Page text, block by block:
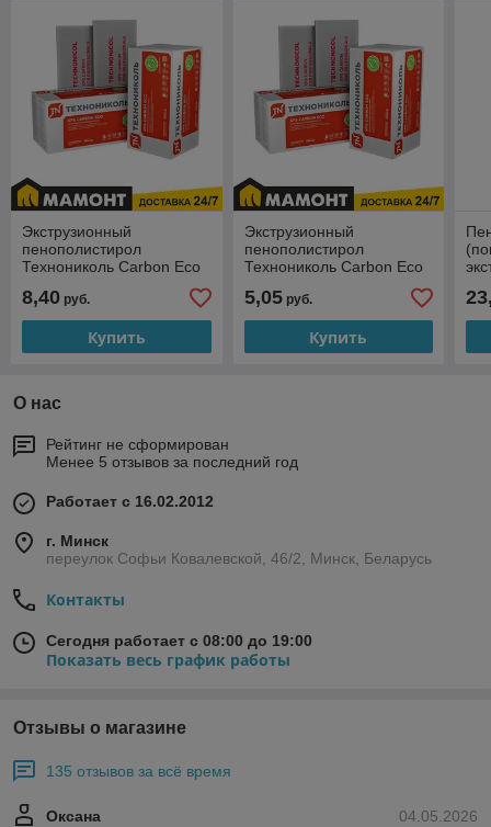
Экструзионный
пенополистирол
Технониколь Carbon Eco
8,40 руб.
Купить
Экструзионный
пенополистирол
Технониколь Carbon Eco
5,05руб.
Купить
О нас
Рейтинг не сформирован
Менее 5 отзывов за последний год
Работает с 16.02.2012
г. Минск
переулок Софьи Ковалевской, 46/2, Минск, Беларусь
Контакты
Сегодня работает с 08:00 до 19:00
Показать весь график работы
Отзывы о магазине
135 отзывов за всё время
04.05.2026
Оксана